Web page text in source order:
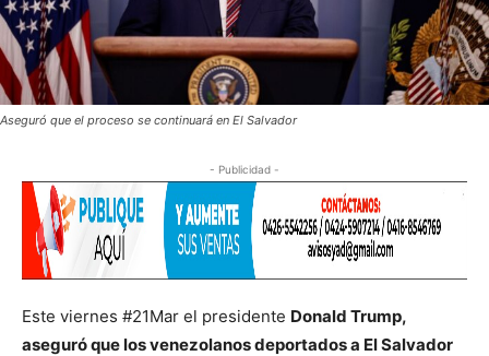
Aseguró que el proceso se continuará en El Salvador
- Publicidad -
Este viernes #21Mar el presidente Donald Trump,
aseguró que los venezolanos deportados a El Salvador